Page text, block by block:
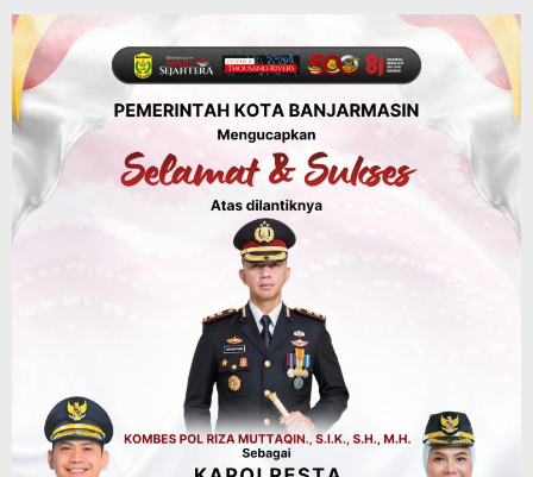
Panaskan Kembali Arena Panjat Tebing,
FPTI Banjarmasin Siapkan Sirkuit se-
Kalsel
Agustus 8, 2026
Sosial & Keagamaan
Hari Pramuka ke-65, Kwarcab
Banjarmasin Ziarah ke Makam Pangeran
Antasari dan Gelar Ulang Janji
Advertorial Dinas Kehutanan Kalsel
Api Sempat Berkobar, Karhutla di